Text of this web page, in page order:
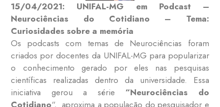
15/04/2021: UNIFAL-MG em Podcast –
Neurociências do Cotidiano – Tema:
Curiosidades sobre a memória
Os podcasts com temas de Neurociências foram
criados por docentes da UNIFAL-MG para popularizar
o conhecimento gerado por eles nas pesquisas
científicas realizadas dentro da universidade. Essa
iniciativa gerou a série “Neurociências do
Cotidiano“, aproxima a população do pesquisador e